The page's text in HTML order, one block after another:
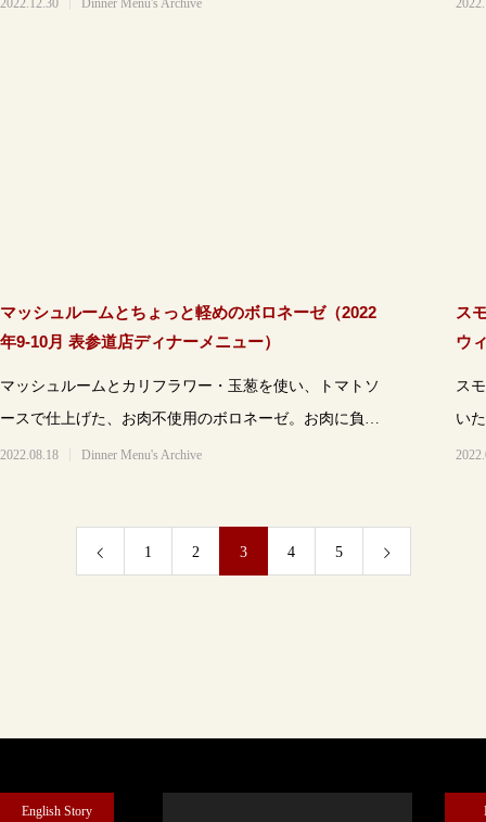
2022.12.30 Dinner Menu's Archive
マッシュルームとちょっと軽めのボロネーゼ（2022
年9-10月 表参道店ディナーメニュー）
マッシュルームとカリフラワー・玉葱を使い、トマトソ
ースで仕上げた、お肉不使用のボロネーゼ。お肉に負け
ない旨味を感じていただけるショートパスタ
2022.08.18 Dinner Menu's Archive
ス
ウ
ス
い
と
1 2 3 4 5
English Story